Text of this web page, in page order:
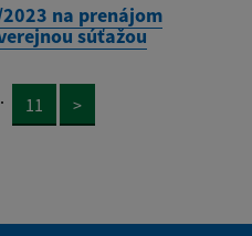
na prenájom
súťažou
11 >